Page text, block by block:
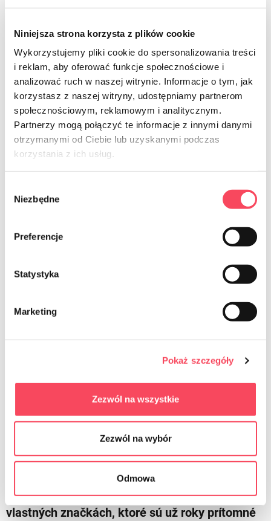
Niniejsza strona korzysta z plików cookie
Wykorzystujemy pliki cookie do spersonalizowania treści
i reklam, aby oferować funkcje społecznościowe i
analizować ruch w naszej witrynie. Informacje o tym, jak
korzystasz z naszej witryny, udostępniamy partnerom
społecznościowym, reklamowym i analitycznym.
Partnerzy mogą połączyć te informacje z innymi danymi
otrzymanymi od Ciebie lub uzyskanymi podczas
korzystania z ich usług.
zgody
Niezbędne
Preferencje
Statystyka
Marketing
Pokaż szczegóły
Zezwól na wszystkie
Zezwól na wybór
Odmowa
Spoznajte viGO! piknik
Perfektný piknik
piknik a užite si lahodné letné chvíle strávené s
Snažíme sa splniť vaše očakávania
viGO! je revolúcia na trhu domácich produktov.
Inovatívny rebranding, ktorý je vždy
konzistentný a odlišuje sa od produktov
konkurencie. Našu značku sme vybudovali na
základe dlhoročných skúseností s prácou na
vlastných značkách, ktoré sú už roky prítomné